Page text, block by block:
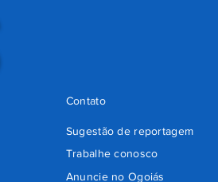
Sugestão de reportagem
Trabalhe conosco
Anuncie no Ogoiás
Contato